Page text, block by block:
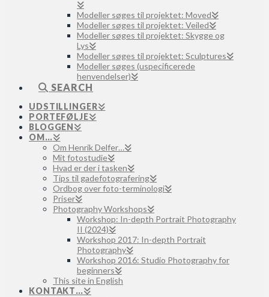
Modeller søges til projektet: Moved
Modeller søges til projektet: Veiled
Modeller søges til projektet: Skygge og
Lys
Modeller søges til projektet: Sculptures
Modeller søges (uspecificerede
henvendelser)
SEARCH
UDSTILLINGER
PORTEFØLJE
BLOGGEN
OM…
Om Henrik Delfer…
Mit fotostudie
Hvad er der i tasken
Tips til gadefotografering
Ordbog over foto-terminologi
Priser
Photography Workshops
Workshop: In-depth Portrait Photography
II (2024)
Workshop 2017: In-depth Portrait
Photography
Workshop 2016: Studio Photography for
beginners
This site in English
KONTAKT…